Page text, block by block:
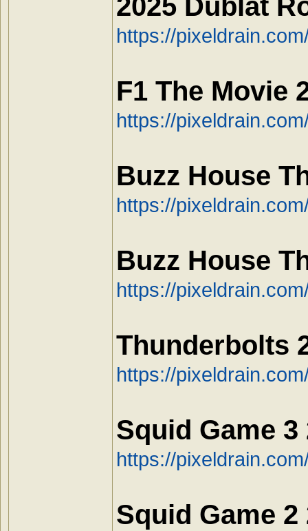
2025 Dublat
https://
F1 The Movie
https://
Buzz House
https://
Buzz House
https://
Thunderbolts
https://
Squid Game
https://
Squid Game